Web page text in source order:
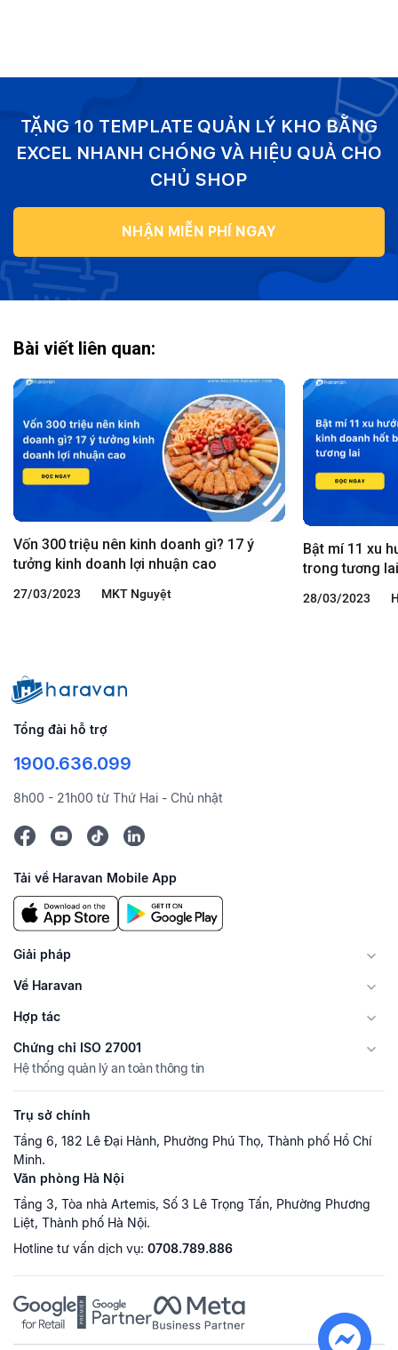
TẶNG 10 TEMPLATE QUẢN LÝ KHO BẰNG
EXCEL NHANH CHÓNG VÀ HIỆU QUẢ CHO
CHỦ SHOP
NHẬN MIỄN PHÍ NGAY
Bài viết liên quan:
Vốn 300 triệu nên kinh doanh gì? 17 ý
tưởng kinh doanh lợi nhuận cao
27/03/2023 MKT Nguyệt
Bật mí 11 xu
trong tương lai
28/03/2023
Tổng đài hỗ trợ
1900.636.099
8h00 - 21h00 từ Thứ Hai - Chủ nhật
Tải về Haravan Mobile App
Giải pháp
Về Haravan
Hợp tác
Chứng chỉ ISO 27001
Hệ thống quản lý an toàn thông tin
Trụ sở chính
Tầng 6, 182 Lê Đại Hành, Phường Phú Thọ, Thành phố Hồ Chí
Minh.
Văn phòng Hà Nội
Tầng 3, Tòa nhà Artemis, Số 3 Lê Trọng Tấn, Phường Phương
Liệt, Thành phố Hà Nội.
Hotline tư vấn dịch vụ: 0708.789.886